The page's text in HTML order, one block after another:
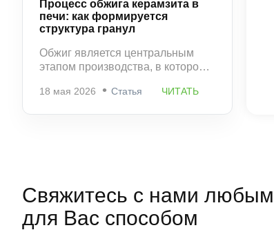
Процесс обжига керамзита в
печи: как формируется
структура гранул
Обжиг является центральным
этапом производства, в котором
свойства керамзита. Именно
18 мая 2026 Статья ЧИТАТЬ
Свяжитесь с нами
для Вас способом